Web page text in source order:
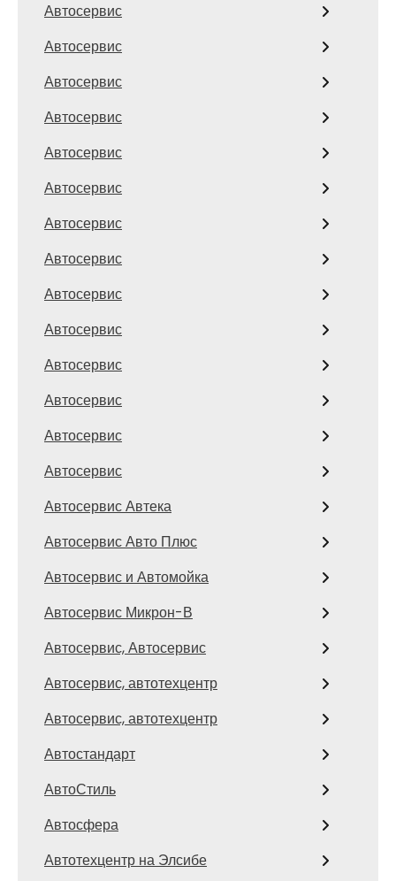
Автосервис
Автосервис
Автосервис
Автосервис
Автосервис
Автосервис
Автосервис
Автосервис
Автосервис
Автосервис
Автосервис
Автосервис
Автосервис
Автосервис
Автосервис Автека
Автосервис Авто Плюс
Автосервис и Автомойка
Автосервис Микрон-В
Автосервис, Автосервис
Автосервис, автотехцентр
Автосервис, автотехцентр
Автостандарт
АвтоСтиль
Автосфера
Автотехцентр на Элсибе